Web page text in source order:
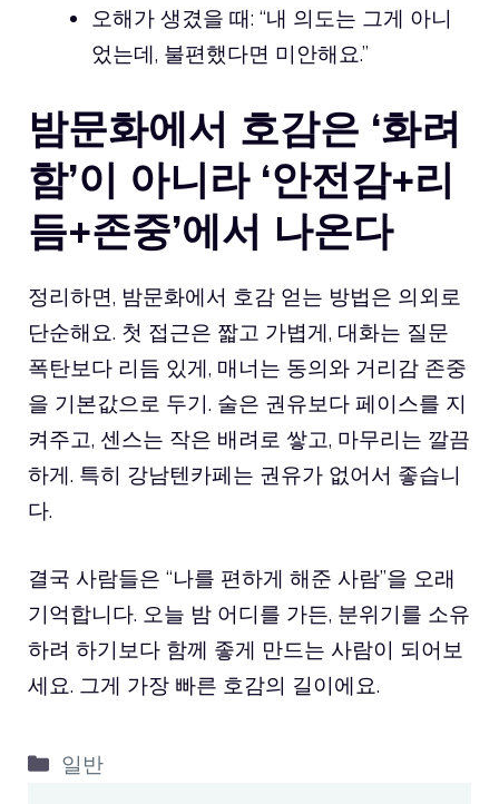
오해가 생겼을 때: “내 의도는 그게 아니
었는데, 불편했다면 미안해요.”
밤문화에서 호감은 ‘화려
함’이 아니라 ‘안전감+리
듬+존중’에서 나온다
정리하면, 밤문화에서 호감 얻는 방법은 의외로
단순해요. 첫 접근은 짧고 가볍게, 대화는 질문
폭탄보다 리듬 있게, 매너는 동의와 거리감 존중
을 기본값으로 두기. 술은 권유보다 페이스를 지
켜주고, 센스는 작은 배려로 쌓고, 마무리는 깔끔
하게. 특히 강남텐카페는 권유가 없어서 좋습니
다.
결국 사람들은 “나를 편하게 해준 사람”을 오래
기억합니다. 오늘 밤 어디를 가든, 분위기를 소유
하려 하기보다 함께 좋게 만드는 사람이 되어보
세요. 그게 가장 빠른 호감의 길이에요.
카
일반